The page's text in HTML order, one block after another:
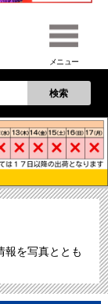
メニュー
検索
報を写真ととも